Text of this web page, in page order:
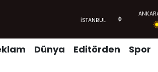
Dünya Editörden Spor